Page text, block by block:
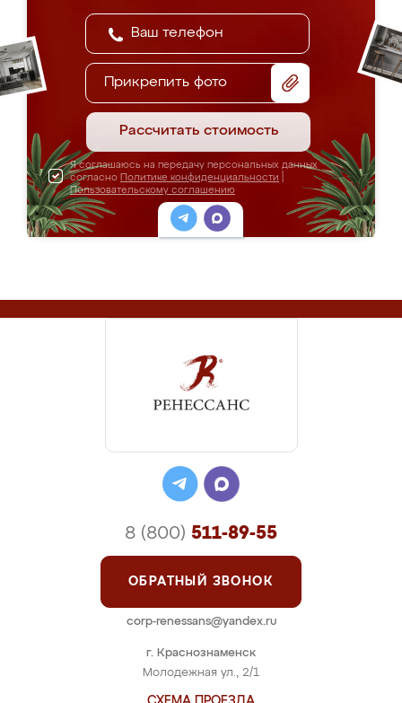
Прикрепить фото
Рассчитать стоимость
Я соглашаюсь на передачу персональных данных
согласно Политике конфиденциальности
Пользовательскому соглашению
г. Краснознаменск
Молодежная ул., 2/1
8 (800) 511-89-55
ОБРАТНЫЙ ЗВОНОК
corp-renessans@yandex.ru